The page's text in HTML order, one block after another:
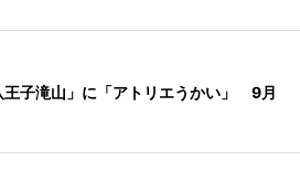
王子滝山」に「アトリエうかい」 9月